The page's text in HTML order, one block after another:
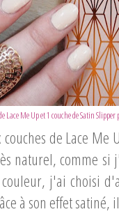
Lace Me Up et 1 couche de Satin
de Lace
naturel, comme
j'ai choisi
à son effet